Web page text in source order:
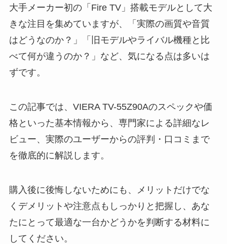
大手メーカー初の「Fire TV」搭載モデルとして大
きな注目を集めていますが、「実際の画質や音質
はどうなのか？」「旧モデルやライバル機種と比
べて何が違うのか？」など、気になる点は多いは
ずです。
この記事では、VIERA TV-55Z90Aのスペックや価
格といった基本情報から、専門家による詳細なレ
ビュー、実際のユーザーからの評判・口コミまで
を徹底的に解説します。
購入後に後悔しないためにも、メリットだけでな
くデメリットや注意点もしっかりと把握し、あな
たにとって最適な一台かどうかを判断する材料に
してください。